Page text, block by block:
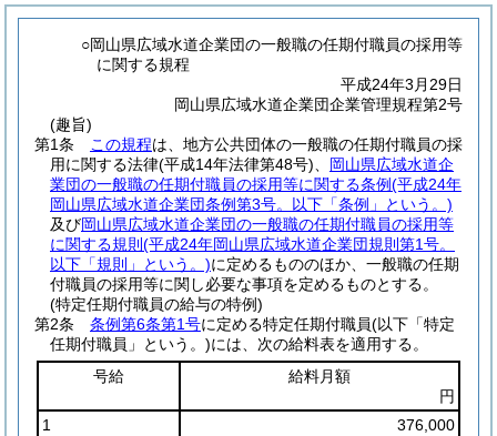
○岡山県広域水道企業団の一般職の任期付職員の採用等
に関する規程
平成24年3月29日
岡山県広域水道企業団企業管理規程第2号
(趣旨)
第1条
この規程は、地方公共団体の一般職の任期付職員の採
用に関する法律(平成14年法律第48号)
岡山県広域水道企
業団の一般職の任期付職員の採用等に関する条例(平成24年
岡山県広域水道企業団条例第3号。以下「条例」という。)
及び岡山県広域水道企業団の一般職の任期付職員の採用等
に関する規則 (平成24年岡山県広域水道企業団規則第1号。
以下「規則」という。)に定めるもののほか、一般職の任期
付職員の採用等に関し必要な事項を定めるものとする。
(特定任期付職員の給与の特例)
第2条
条例第6条第1号に定める特定任期付職員(以下「特定
任期付職員」という。)には、次の給料表を適用する。
号給
給料月額
円
1
376,000